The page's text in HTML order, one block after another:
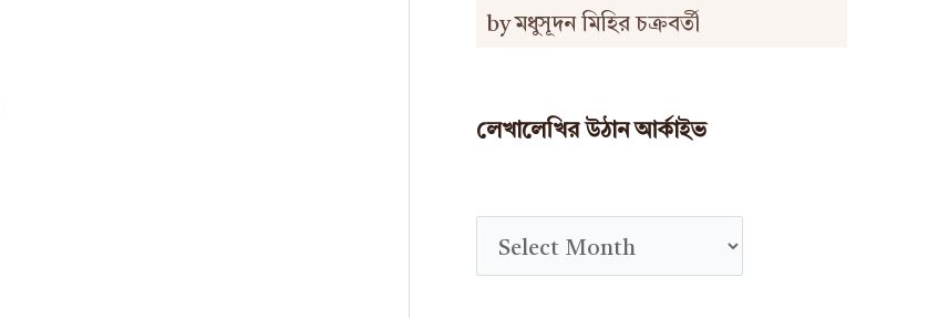
by মধুসূদন মিহির চক্রবর্তী
লেখালেখির উঠান আর্কাইভ
r